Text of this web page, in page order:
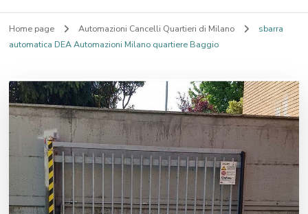
Home page Automazioni Cancelli Quartieri di Milano
sbarra
automatica DEA Automazioni Milano quartiere Baggio